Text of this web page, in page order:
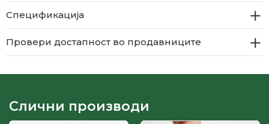
Спецификација
Провери достапност во продавниците
Слични производи